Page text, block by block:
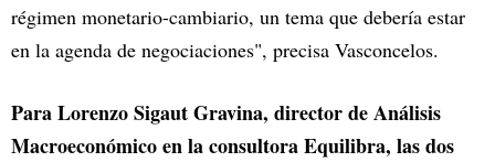
régimen monetario-cambiario, un tema que debería estar
en la agenda de negociaciones", precisa Vasconcelos.
Para Lorenzo Sigaut Gravina, director de Análisis
Macroeconómico en la consultora Equilibra, las dos